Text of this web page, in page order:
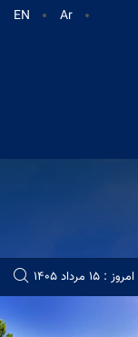
EN Ar
امروز : 15 مرداد 1405